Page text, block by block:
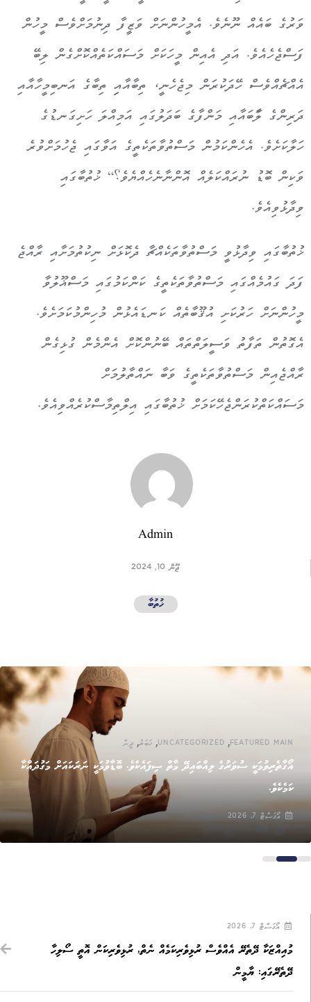
ވަރުގެ ބައެއް ނޫނެވެ. އެމީހުންނަށް ވަޒީފާ ދިނުމަށްވެސް މީހުން
ފަސްޖެހެއެވެ. އަދި އެއިން މީހަކަށް މަސައްކަތެއްކޮށްގެން ލިބޭ
އެއްޗެއްވެސް ހޭދަކުރަން މިޖެހެނީ، ތިބާއާއިި ތިބާގެ އަނބިމީހާއާއި
ދަރިންގެ ލަާބައާއި މަންފާގެ ބަދަލުގައި އަމިއްލަ ހަށިގަނޑުގެ
ހަލާކަށެވެ. އެހެންކަމުން މަސްތުވާތަކެތީގެ އަވާގައި ޖެހުމަށްވުރެ
ވަކިން ބޮޑު ނުރައްކަލެއް އޮންނާނެހެއްޔެވެ؟“ ޚުތުބާގައި
ވިދާޅުވިއެވެ.
ޚުތުބާގައި ވިދާޅުވީ މަސްތުވާތަކެއްޗާ ދެކޮޅަށް ނިކުތުމަށާއި ރާއްޖެ
ފަދަ ގައުމެއްގައި މަސްތުވާތަކެތީގެ ކަންކަމުގައި މަސްޣޫލުވާ
މީހުންނަށް ހަރުކަށި އުޤޫބާތެއް ކަނޑައެޅުން މުހިންމުކަމަށެވެ.
އެގޮތުން ތަފާތު ވަސީލަތްތައް ބޭނުންކޮށް އެންމެން ގުޅިގެން
ރާއްޖެއިން މަސްތުވާތަކެތީގެ ވަބާ ނައްތާލުމަށް
މަސައްކަތްކުރަންޖެހޭކަމަށް ޚުތުބާގައި އިލްތިމާސްކުރެއްވިއެވެ.
Admin
ޖޫން 10, 2024
ޚުތުބާ
FEATURED MAIN
,
UNCATEGORIZED
,ޚަބަރު,ދީން
އޯގާތެރިވުމަކީ ސުވަރުގެ ލިއްބައިދޭ މާތް ސިފައެކެވެ. ބޮޑާވުމަކީ ނަރަކައަށް މަގުދައްކާ
ކަމެކެވެ.
އޯގަސްޓް 7, 2026
އޯގަސްޓް 7, 2026
މުއިއްޒަކާ ދޭތެރޭ އެއްވެސް ރުޅިވެރިކަމެއް ނެތް, ރުޅިވެރިކަން އޮތީ ސޯލިހާ
ދޭތެރޭގައި: ޔާމީން